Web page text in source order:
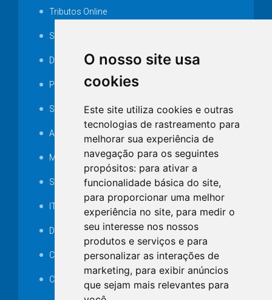
O nosso site usa
cookies
Este site utiliza cookies e outras
tecnologias de rastreamento para
melhorar sua experiência de
navegação para os seguintes
propósitos: para ativar a
funcionalidade básica do site,
para proporcionar uma melhor
experiência no site, para medir o
seu interesse nos nossos
produtos e serviços e para
personalizar as interações de
marketing, para exibir anúncios
que sejam mais relevantes para
Tributos Online
Serviços ISS-E
Decretos
Portarias
SAMAE
Audiência pública
MANUTENÇÃO DE ILUMINAÇÃO PÚBLICA
Serviços Técnicos TI
ITR
Desapropriações
Catalogo Eletrônico de Padronização
Consórcios Municipais